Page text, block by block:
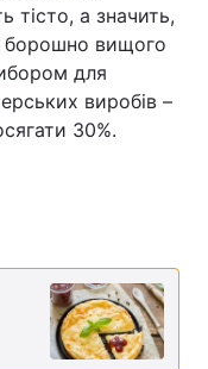
тісто, а значить,
борошно вищого
для
виробів –
30%.